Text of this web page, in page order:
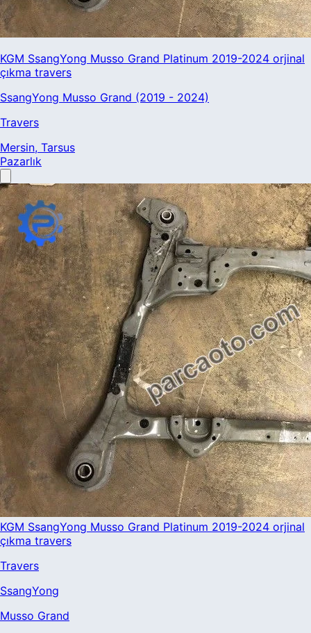
KGM SsangYong Musso Grand Platinum 2019-2024 orjinal
çıkma travers
SsangYong Musso Grand (2019 - 2024)
Travers
Mersin, Tarsus
Pazarlık
KGM SsangYong Musso Grand Platinum 2019-2024 orjinal
çıkma travers
Travers
SsangYong
Musso Grand